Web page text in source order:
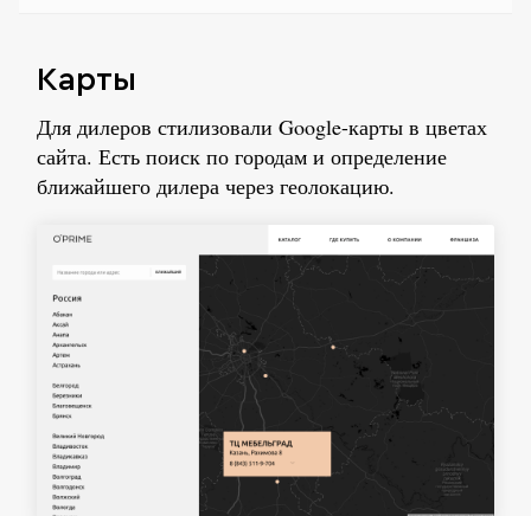
Карты
Для дилеров стилизовали Google-карты в цветах
сайта. Есть поиск по городам и определение
ближайшего дилера через геолокацию.